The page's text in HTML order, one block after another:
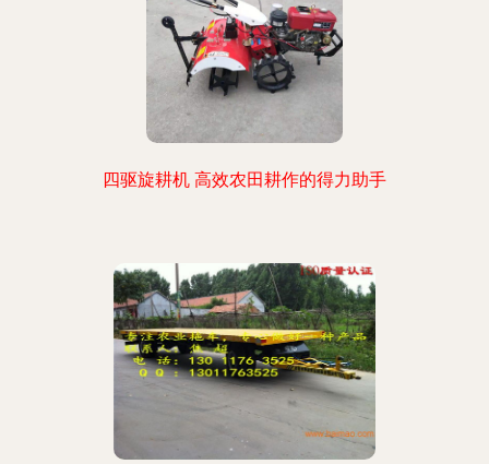
四驱旋耕机 高效农田耕作的得力助手